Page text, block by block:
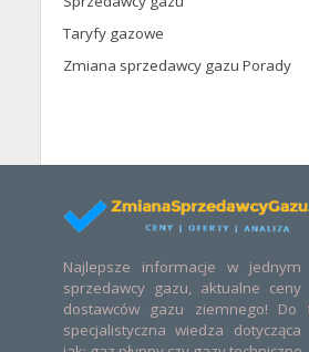
Taryfy gazowe
Zmiana sprzedawcy gazu Porady
Najlepsze informacje w jednym
sprzedawcy gazu, aktualne
dostawców gazu ziemnego! Do
specjalistyczna wiedza